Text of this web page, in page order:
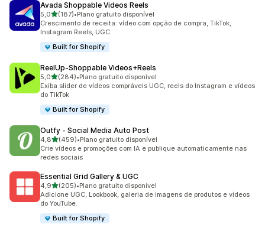
Avada Shoppable Videos Reels
5,0de 5 estrelas
(187)
187 avaliações ao todo
•Plano gratuito disponível
Crescimento de receita: vídeo com opção de compra, TikTok,
Instagram Reels, UGC
Built for Shopify
ReelUp‑Shoppable Videos+Reels
5,0de 5 estrelas
(284)
284 avaliações ao todo
•Plano gratuito disponível
Exiba slider de vídeos compráveis UGC, reels do Instagram e vídeos
do TikTok
Built for Shopify
Outfy ‑ Social Media Auto Post
4,8de 5 estrelas
(459)
459 avaliações ao todo
•Plano gratuito disponível
Crie vídeos e promoções com IA e publique automaticamente nas
redes sociais
Essential Grid Gallery & UGC
4,9de 5 estrelas
(205)
205 avaliações ao todo
•Plano gratuito disponível
Adicione UGC, Lookbook, galeria de imagens de produtos e vídeos
do YouTube.
Built for Shopify